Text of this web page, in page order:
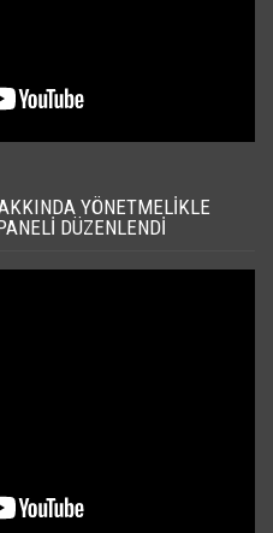
YÖNETMELIKLE
DÜZENLENDI